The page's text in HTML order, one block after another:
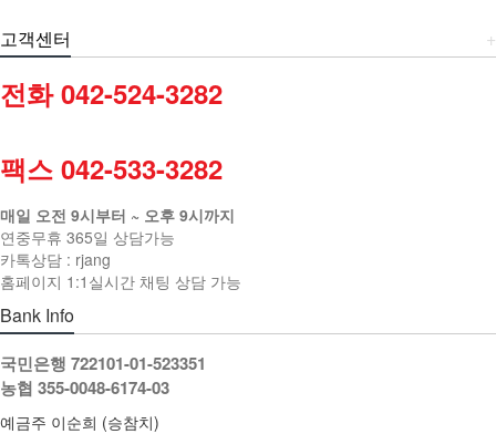
+
고객센터
전화 042-524-3282
팩스 042-533-3282
매일 오전 9시부터 ~ 오후 9시까지
연중무휴 365일 상담가능
카톡상담 : rjang
홈페이지 1:1실시간 채팅 상담 가능
Bank Info
국민은행 722101-01-523351
농협 355-0048-6174-03
예금주 이순희 (승참치)